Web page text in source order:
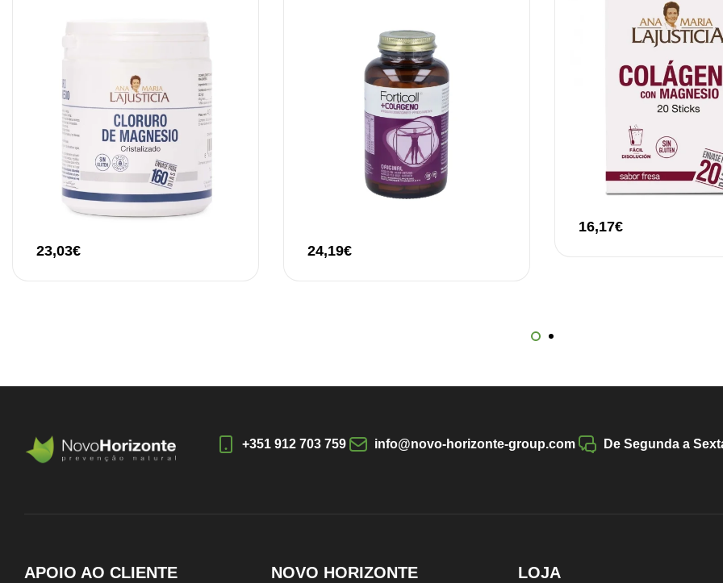
23,03€ 24,19€
16,17€
+351 912 703 759 info@novo-horizonte-group.com De Segunda a
APOIO AO CLIENTE NOVO HORIZONTE LOJA